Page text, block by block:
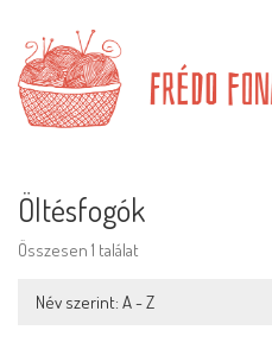
Öltésfogók
Összesen 1 találat
Név szerint: A - Z